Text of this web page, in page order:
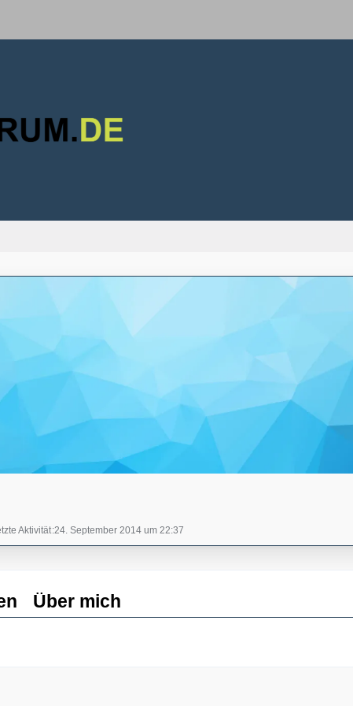
Aktivität 24. September 2014 um 22:37
Über mich